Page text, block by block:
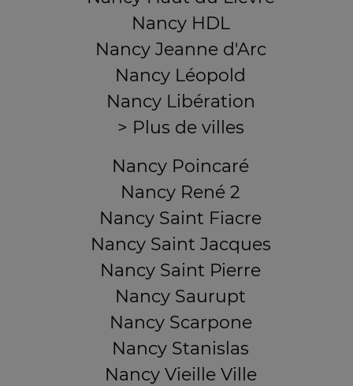
Nancy HDL
Nancy Jeanne d'Arc
Nancy Léopold
Nancy Libération
> Plus de villes
Nancy Poincaré
Nancy René 2
Nancy Saint Fiacre
Nancy Saint Jacques
Nancy Saint Pierre
Nancy Saurupt
Nancy Scarpone
Nancy Stanislas
Nancy Vieille Ville